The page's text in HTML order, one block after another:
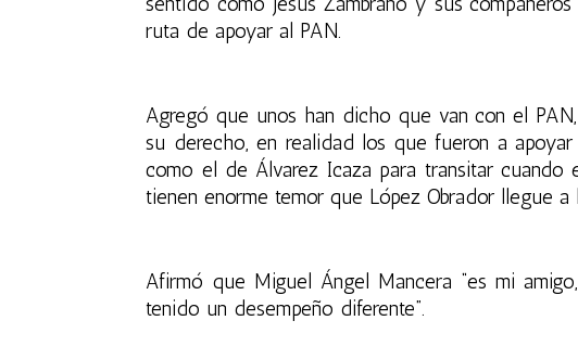
ruta de apoyar al PAN.
Agregó que unos han dicho que van con el
su derecho, en realidad los que fueron a
como el de Álvarez Icaza para transitar cuando
tienen enorme temor que López Obrador llegue a
Afirmó que Miguel Ángel Mancera “es mi
tenido un desempeño diferente”.